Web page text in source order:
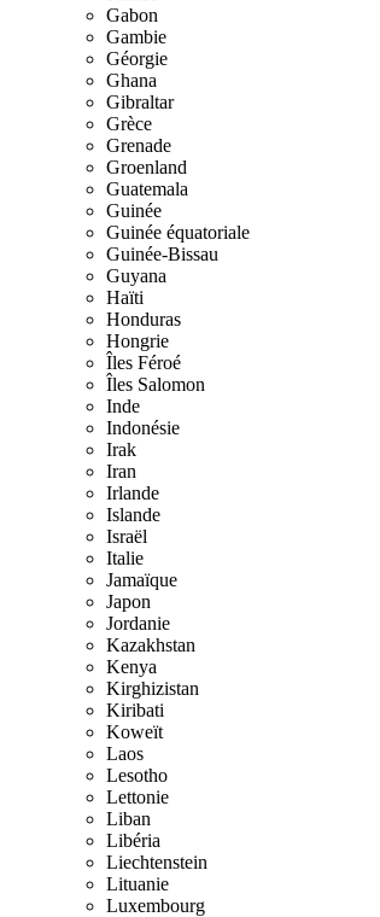
Gabon
Gambie
Géorgie
Ghana
Gibraltar
Grèce
Grenade
Groenland
Guatemala
Guinée
Guinée équatoriale
Guinée-Bissau
Guyana
Haïti
Honduras
Hongrie
Îles Féroé
Îles Salomon
Inde
Indonésie
Irak
Iran
Irlande
Islande
Israël
Italie
Jamaïque
Japon
Jordanie
Kazakhstan
Kenya
Kirghizistan
Kiribati
Koweït
Laos
Lesotho
Lettonie
Liban
Libéria
Liechtenstein
Lituanie
Luxembourg